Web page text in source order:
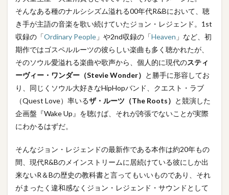
3
神性
を感
じる
神々
しさ
とっ
た
ACT
2
3.1
フィ
ール
3.2
関連
そんなある種のナルシシズム溢れる00年代R&Bにおいて、聴
き手が主語の音楽を歌い続けていたジョン・レジェンド。1st
収録の「Ordinary People 」や2nd収録の「Heaven 」など、初
期作ではゴスペルルーツの彼らしい楽曲も多く聴かれたが、
そのソウル愛溢れる楽曲や歌声から、個人的に現代のスティ
ーヴィー・ワンダー（Stevie Wonder） と勝手に形容してお
り、同じくソウル大好きなHipHopバンド、クエスト・ラブ
（Quest Love）率いるザ・ルーツ（The Roots） と競演した
企画盤『Wake Up』を聴けば、それが誇張でないことが実際
にわかるはずだ。
そんなジョン・レジェンドの最新作である本作は約20年もの
間、現代R&Bのメインストリームに居続けている彼にしか出
来ないR＆Bの歴史の教科書と言ってもいいものであり、それ
がまったく違和感なくジョン・レジェンド・サウンドとして